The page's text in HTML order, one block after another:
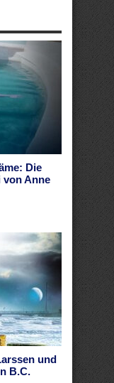
Die
von Anne
und
B.C.